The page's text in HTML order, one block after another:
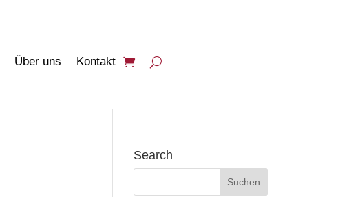
Über uns Kontakt
Search